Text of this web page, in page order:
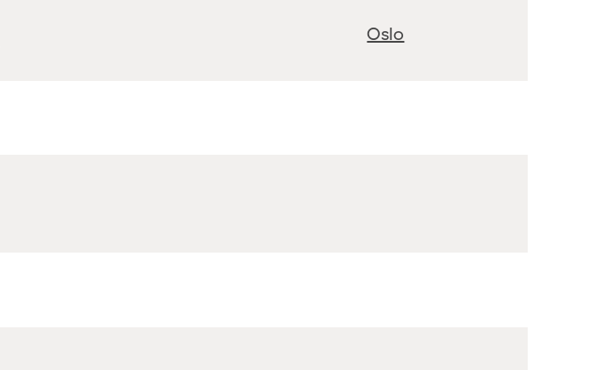
Oslo